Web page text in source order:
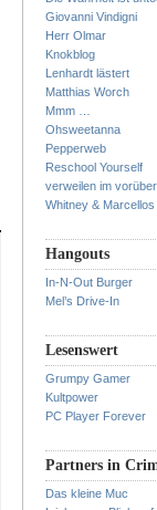
Giovanni Vindigni
Herr Olmar
Knokblog
Lenhardt lästert
Matthias Worch
Mmm …
Ohsweetanna
Pepperweb
Reschool Yourself
verweilen im
Whitney & Marcellos
Hangouts
In-N-Out Burger
Mel’s Drive-In
Lesenswert
Grumpy Gamer
Kultpower
PC Player Forever
Partners in
Das kleine Muc